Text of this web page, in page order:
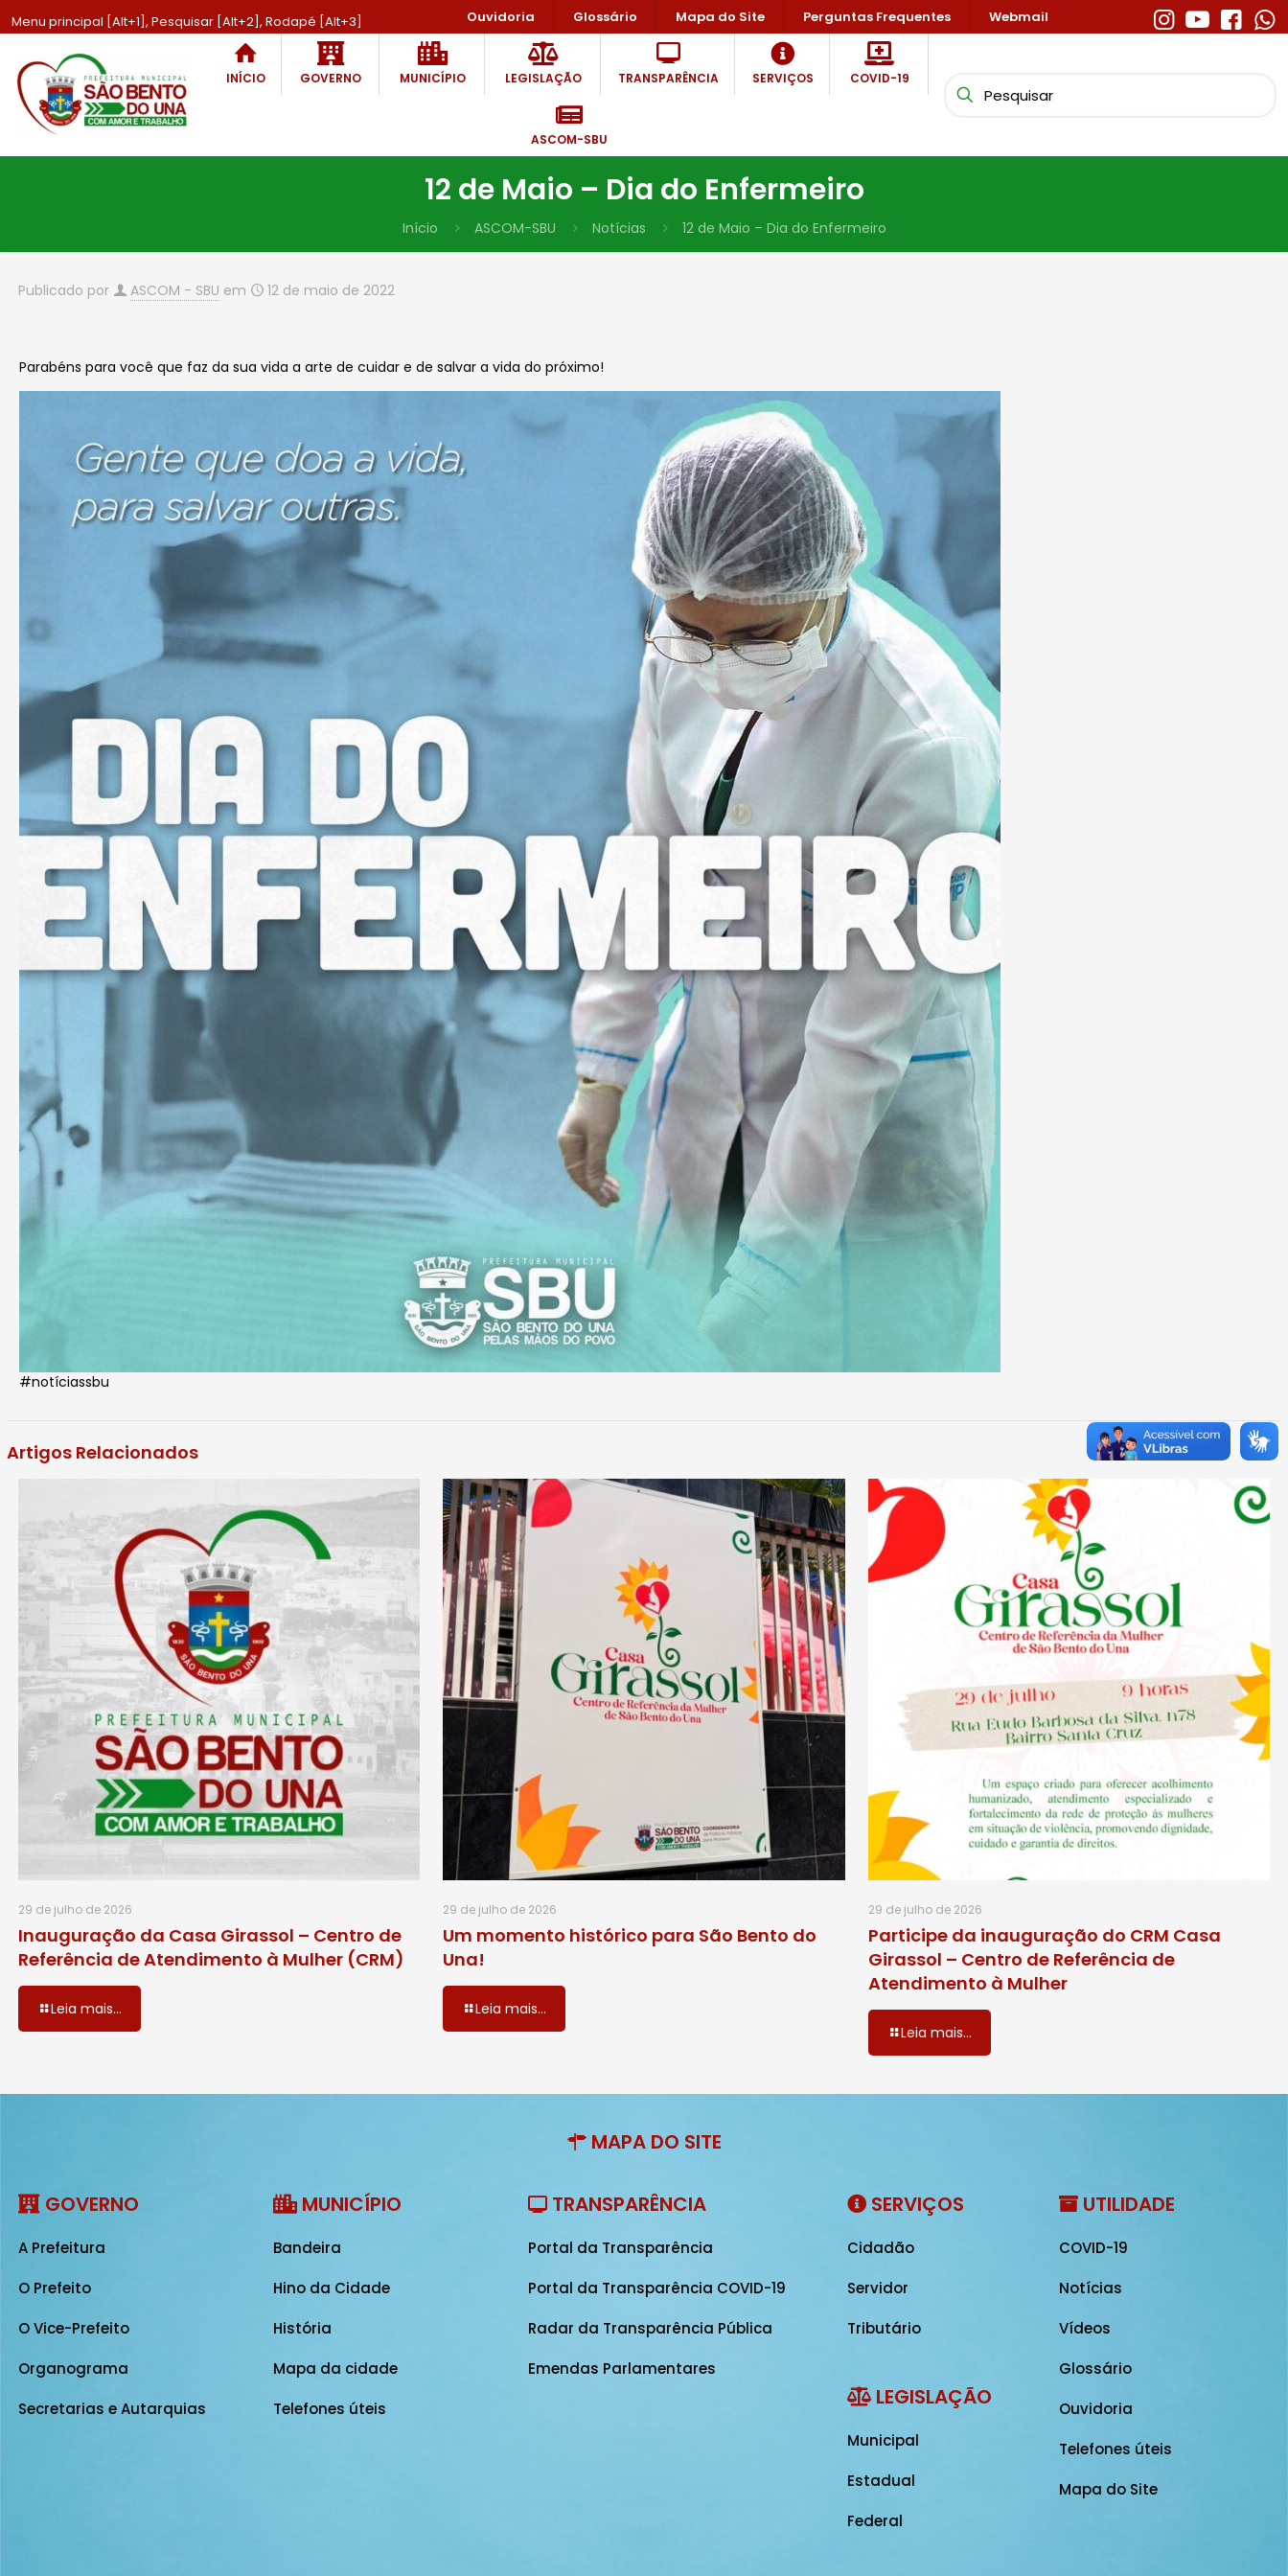
Menu principal [Alt+1], Pesquisar [Alt+2], Rodapé [Alt+3] Ouvidoria Glossário Mapa do Site Perguntas Frequentes Webmail
INÍCIO GOVERNO MUNICÍPIO LEGISLAÇÃO TRANSPARÊNCIA SERVIÇOS COVID-19
ASCOM-SBU
12 de Maio – Dia do Enfermeiro
Início ASCOM-SBU Notícias 12 de Maio – Dia do Enfermeiro
Publicado por ASCOM - SBU em 12 de maio de 2022
Parabéns para você que faz da sua vida a arte de cuidar e de salvar a vida do próximo!
#notíciassbu
Artigos Relacionados
29 de julho de 2026
Inauguração da Casa Girassol – Centro de
Referência de Atendimento à Mulher (CRM)
Leia mais...
29 de julho de 2026
Um momento histórico para São Bento do
Una!
Leia mais...
29 de julho de 2026
Participe da inauguração do CRM Casa
Girassol – Centro de Referência de
Atendimento à Mulher
Leia mais...
MAPA DO SITE
GOVERNO
A Prefeitura
O Prefeito
O Vice-Prefeito
Organograma
Secretarias e Autarquias
MUNICÍPIO
Bandeira
Hino da Cidade
História
Mapa da cidade
Telefones úteis
TRANSPARÊNCIA
Portal da Transparência
Portal da Transparência COVID-19
Radar da Transparência Pública
Emendas Parlamentares
SERVIÇOS
Cidadão
Servidor
Tributário
LEGISLAÇÃO
Municipal
Estadual
Federal
UTILIDADE
COVID-19
Notícias
Vídeos
Glossário
Ouvidoria
Telefones úteis
Mapa do Site